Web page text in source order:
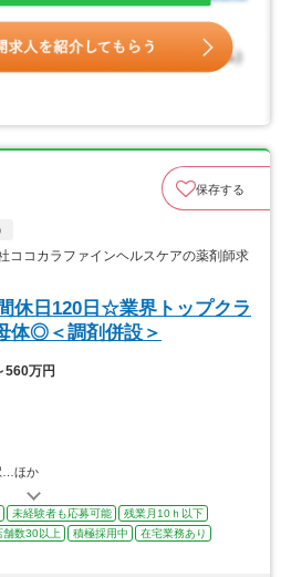
保存する
ココカラファインヘルスケアの薬剤師求
休日120日☆業界トップクラ
体◎＜調剤併設＞
560万円
…ほか
未経験者も応募可能
残業月10ｈ以下
舗数30以上 積極採用中
在宅業務あり